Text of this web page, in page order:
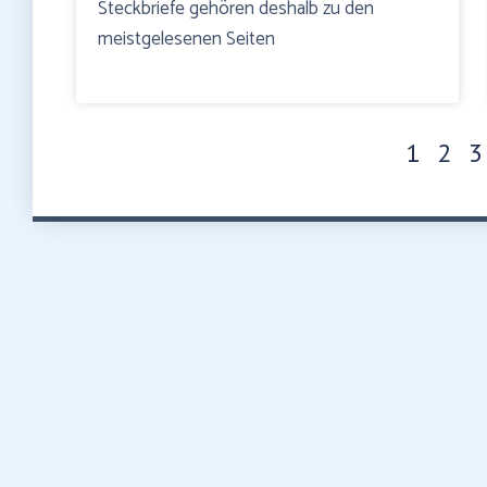
Steckbriefe gehören deshalb zu den
meistgelesenen Seiten
1 2 3